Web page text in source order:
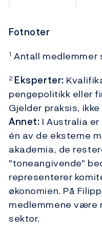
Fotnoter
1 Antall medlemmer
2 Eksperter:
pengepolitikk eller
Gjelder praksis,
Annet: I Australia
én av de eksterne
akademia, de
"toneangivende"
representerer
økonomien. På
medlemmene være
sektor.